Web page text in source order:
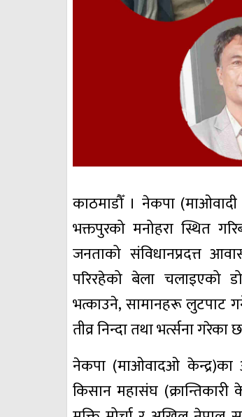
काठमाडौँ । नेकपा
भक्तपुरको मनोहरा स्थित
जनताको संविधानप्रदत्त
परिरहेको बेला चलाइएको
भत्काउने, सामानहरू लुटपाट
तीव्र निन्दा तथा भर्त्सना गरेका
नेकपा (माओवादओ
किसान महासंघ